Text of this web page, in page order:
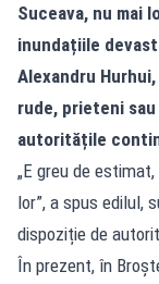
Suceava, nu mai
inundațiile
Alexandru
rude, prieteni
autoritățile
„E greu de
lor”, a spus edilul,
dispoziție de
În prezent, în